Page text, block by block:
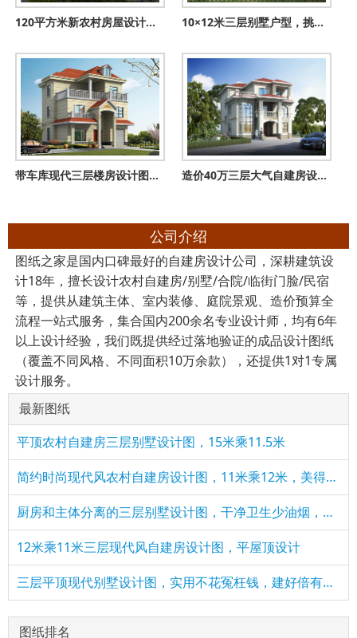
120平方米新农村房屋设计图纸，新中式效果图，3层住宅设计方案 10×12米三层别墅户型，挑空大客厅设计，圈粉无数的爆款方案
带车库现代三层楼房设计图，外观效果图时尚、美观 造价40万三层大气自建房设计图纸，乡村别墅建造图
公司介绍
图纸之家是国内口碑最好的自建房设计公司，深耕建筑设
计18年，擅长设计农村自建房/别墅/合院/临街门脸/民宿
等，提供从建筑主体、室内装修、庭院景观、造价预算全
流程一站式服务，集合国内200余名专业设计师，均有6年
以上设计经验，我们既提供经过落地验证的成品设计图纸
（覆盖不同风格、不同面积10万余款），还提供1对1专属
设计服务。
最新图纸
平顶农村自建房三层别墅设计图，15米乘11.5米
简约时尚现代风农村自建房设计图，11米乘12米，美得不像话！
厨房和主体分离的三层别墅设计图，干净卫生少油烟，适合农村
12米乘11米三层现代风自建房设计图，平屋顶设计
三层平顶现代别墅设计图，实用不花冤枉钱，建好倍有面子
图纸排名